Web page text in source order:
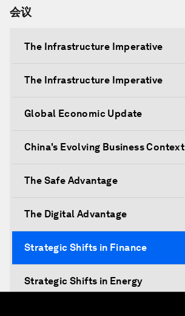
会议
The Infrastructure Imperative
The Infrastructure Imperative
Global Economic Update
China's Evolving Business Context
The Safe Advantage
The Digital Advantage
Strategic Shifts in Finance
Strategic Shifts in Energy